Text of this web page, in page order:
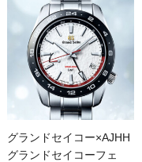
グランドセイコー×AJHH
グランドセイコーフェ